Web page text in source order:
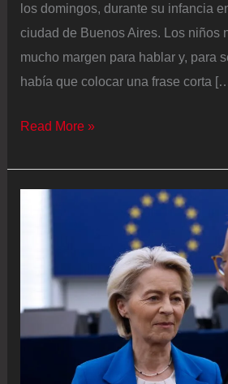
los domingos, durante su infancia
ciudad de Buenos Aires. Los niños
mucho margen para hablar y, para
había que colocar una frase corta
El
embajador
Read More »